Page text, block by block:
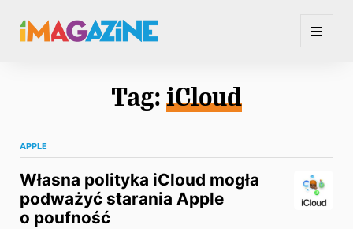
Tag: iCloud
APPLE
Własna polityka iCloud mogła
podważyć starania Apple
o poufność